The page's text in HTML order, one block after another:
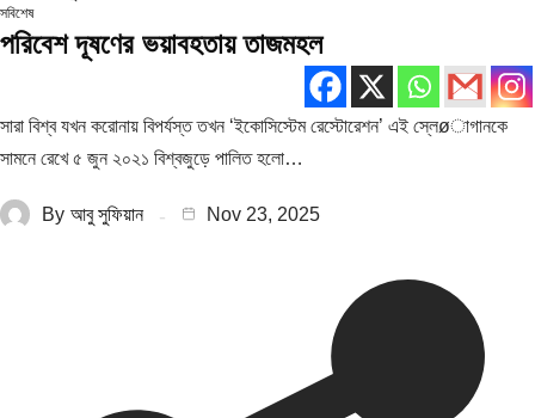
সবিশেষ
পরিবেশ দূষণের ভয়াবহতায় তাজমহল
সারা বিশ্ব যখন করোনায় বিপর্যস্ত তখন ‘ইকোসিস্টেম রেস্টোরেশন’ এই স্লেøাগানকে
সামনে রেখে ৫ জুন ২০২১ বিশ্বজুড়ে পালিত হলো…
By আবু সুফিয়ান Nov 23, 2025